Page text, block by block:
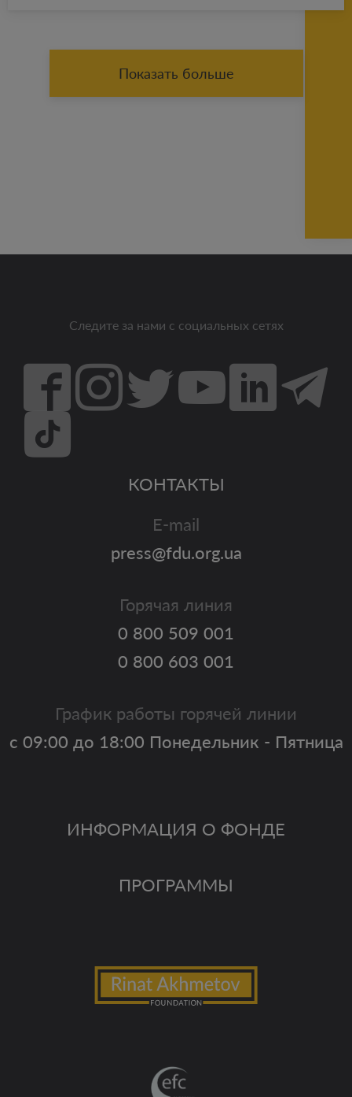
Показать больше
Следите за нами с социальных сетях
ИНФОРМАЦИЯ О ФОНДЕ
ПРОГРАММЫ
КОНТАКТЫ
E-mail
press@fdu.org.ua
Горячая линия
0 800 509 001
0 800 603 001
График работы горячей линии
с 09:00 до 18:00 Понедельник - Пятница